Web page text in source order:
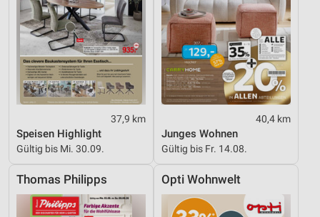
37,9 km
Speisen Highlight
Gültig bis Mi. 30.09.
40,4 km
Junges Wohnen
Gültig bis Fr. 14.08.
Thomas Philipps Opti Wohnwelt